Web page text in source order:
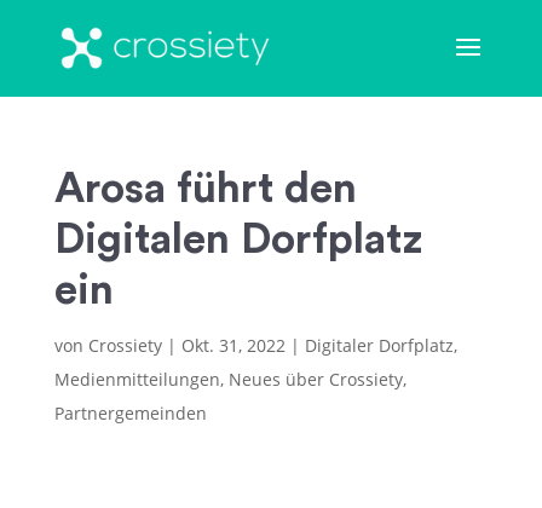
Arosa führt den
Digitalen Dorfplatz
ein
von Crossiety| Okt. 31, 2022| Digitaler Dorfplatz,
Medienmitteilungen, Neues über Crossiety,
Partnergemeinden